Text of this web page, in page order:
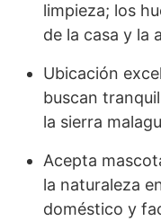
limpieza; los
de la casa y la
Ubicación
buscan
la sierra
Acepta
la naturaleza
doméstico y